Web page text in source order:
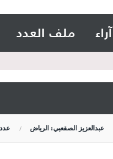
آراء ملف العدد
عبدالعزيز الصقعبي: الرياض